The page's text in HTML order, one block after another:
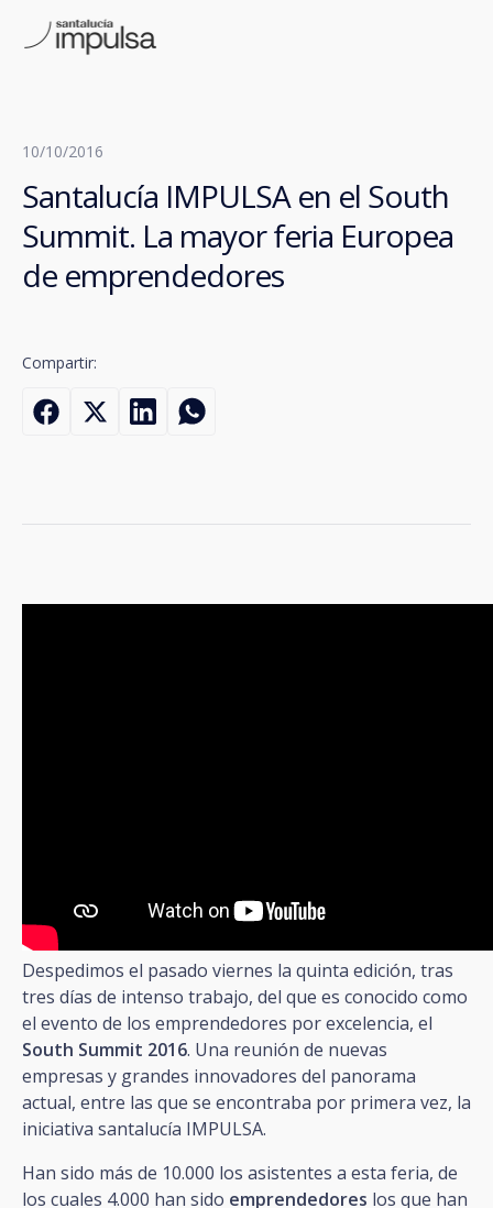
10/10/2016
Santalucía IMPULSA en el South
Summit. La mayor feria Europea
de emprendedores
Compartir:
Despedimos el pasado viernes la quinta edición, tras
tres días de intenso trabajo, del que es conocido como
el evento de los emprendedores por excelencia, el
South Summit 2016. Una reunión de nuevas
empresas y grandes innovadores del panorama
actual, entre las que se encontraba por primera vez, la
iniciativa santalucía IMPULSA.
Han sido más de 10.000 los asistentes a esta feria, de
los cuales 4.000 han sido emprendedores los que han